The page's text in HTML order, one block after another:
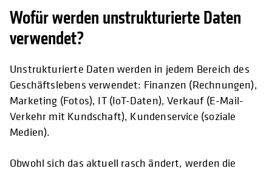
Wofür werden unstrukturierte Daten
verwendet?
Unstrukturierte Daten werden in jedem Bereich des
Geschäftslebens verwendet: Finanzen (Rechnungen),
Marketing (Fotos), IT (IoT-Daten), Verkauf (E-Mail-
Verkehr mit Kundschaft), Kundenservice (soziale
Medien).
Obwohl sich das aktuell rasch ändert, werden die